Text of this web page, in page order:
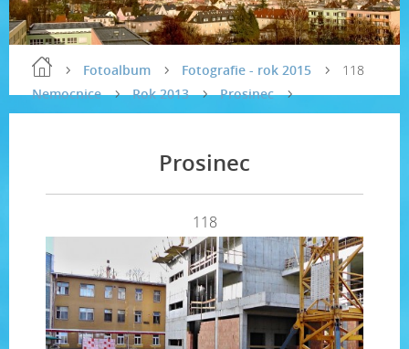
Fotoalbum
Fotografie - rok 2015
Nemocnice
Rok 2013 Prosinec
118
Prosinec
118